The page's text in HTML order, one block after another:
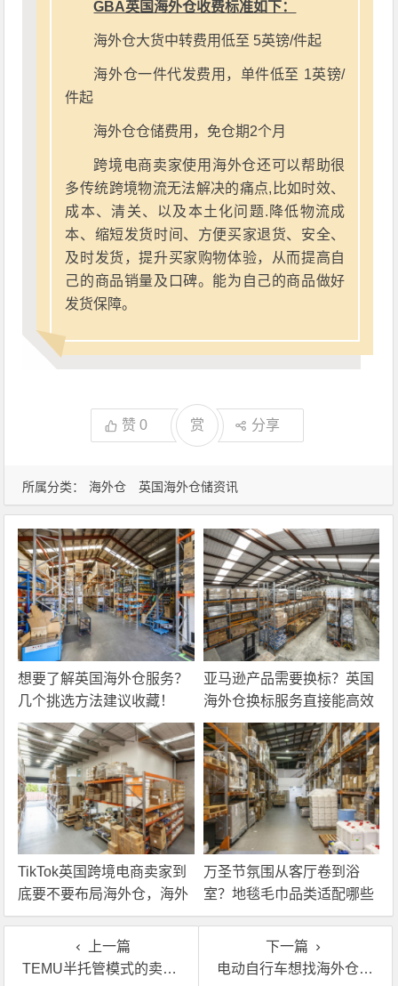
所属分类： 海外仓 英国海外仓储资讯
GBA英国海外仓收费标准如下：
海外仓大货中转费用低至 5英镑/件起
海外仓一件代发费用，单件低至 1英镑/
件起
海外仓仓储费用，免仓期2个月
跨境电商卖家使用海外仓还可以帮助很
多传统跨境物流无法解决的痛点,比如时效、
成本、清关、以及本土化问题.降低物流成
本、缩短发货时间、方便买家退货、安全、
及时发货，提升买家购物体验，从而提高自
己的商品销量及口碑。能为自己的商品做好
发货保障。
赞0 赏 分享
想要了解英国海外仓服务？
几个挑选方法建议收藏！
亚马逊产品需要换标？英国
海外仓换标服务直接能高效
解决！
TikTok英国跨境电商卖家到
底要不要布局海外仓，海外
仓优势分析！
万圣节氛围从客厅卷到浴
室？地毯毛巾品类适配哪些
海外仓服务？
上一篇
TEMU半托管模式的卖家，你真的要好好了解一下海外仓了！
下一篇
电动自行车想找海外仓一件代发？这几个点你要注意！